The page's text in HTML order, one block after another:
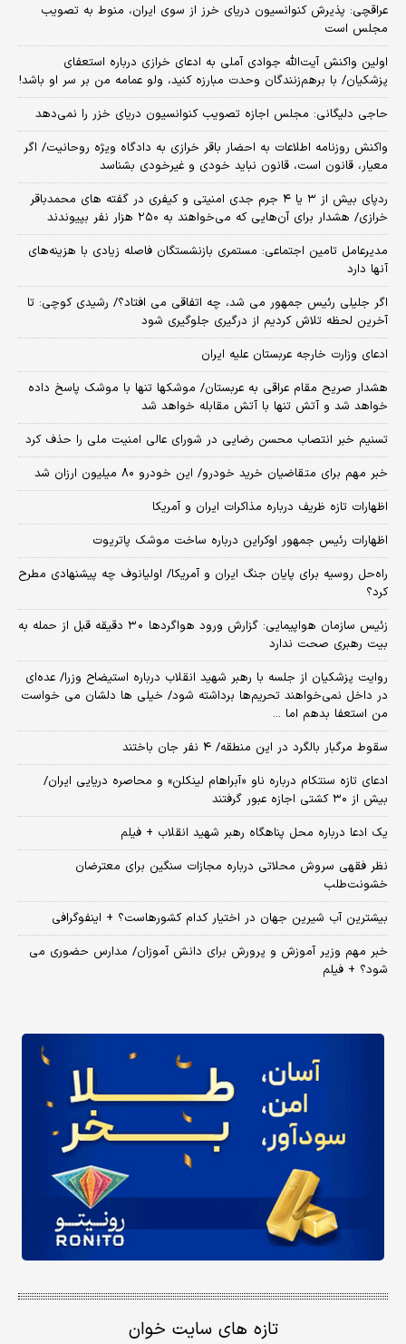
عراقچی: پذیرش کنوانسیون دریای خرز از سوی ایران، منوط به تصویب
مجلس است
اولین واکنش آیت‌الله جوادی آملی به ادعای خرازی درباره استعفای
پزشکیان/ با برهم‌زنندگان وحدت مبارزه کنید، ولو عمامه من بر سر او باشد!
حاجی دلیگانی: مجلس اجازه تصویب کنوانسیون دریای خزر را نمی‌دهد
واکنش روزنامه اطلاعات به احضار باقر خرازی به دادگاه ویژه روحانیت/ اگر
معیار، قانون است، قانون نباید خودی و غیرخودی بشناسد
ردپای بیش از ۳ یا ۴ جرم جدی امنیتی و کیفری در گفته های محمدباقر
خرازی/ هشدار برای آن‌هایی که می‌خواهند به ۲۵۰ هزار نفر بپیوندند
مدیرعامل تامین اجتماعی: مستمری بازنشستگان فاصله زیادی با هزینه‌های
آنها دارد
اگر جلیلی رئیس جمهور می شد، چه اتفاقی می افتاد؟/ رشیدی کوچی: تا
آخرین لحظه تلاش کردیم از درگیری جلوگیری شود
ادعای وزارت خارجه عربستان علیه ایران
هشدار صریح مقام عراقی به عربستان/ موشکها تنها با موشک پاسخ داده
خواهد شد و آتش تنها با آتش مقابله خواهد شد
تسنیم خبر انتصاب محسن رضایی در شورای عالی امنیت ملی را حذف کرد
خبر مهم برای متقاضیان خرید خودرو/ این خودرو ۸۰ میلیون ارزان شد
اظهارات تازه ظریف درباره مذاکرات ایران و آمریکا
اظهارات رئیس جمهور اوکراین درباره ساخت موشک پاتریوت
راه‌حل روسیه برای پایان جنگ ایران و آمریکا/ اولیانوف چه پیشنهادی مطرح
کرد؟
زئیس سازمان هواپیمایی: گزارش ورود هواگردها ٣٠ دقیقه قبل از حمله به
بیت رهبری صحت ندارد
روایت پزشکیان از جلسه با رهبر شهید انقلاب درباره استیضاح وزرا/ عده‌ای
در داخل نمی‌خواهند تحریم‌ها برداشته شود/ خیلی ها دلشان می خواست
من استعفا بدهم اما ...
سقوط مرگبار بالگرد در این منطقه/ ۴ نفر جان باختند
ادعای تازه سنتکام درباره ناو «آبراهام لینکلن» و محاصره دریایی ایران/
بیش از ۳۰ کشتی اجازه عبور گرفتند
یک ادعا درباره محل پناهگاه‌ رهبر شهید انقلاب + فیلم
نظر فقهی سروش محلاتی درباره مجازات سنگین برای معترضان
خشونت‌طلب
بیشترین آب شیرین جهان در اختیار کدام کشورهاست؟ + اینفوگرافی
خبر مهم وزیر آموزش و پرورش برای دانش آموزان/ مدارس حضوری می
شود؟ + فیلم
تازه های سایت خوان